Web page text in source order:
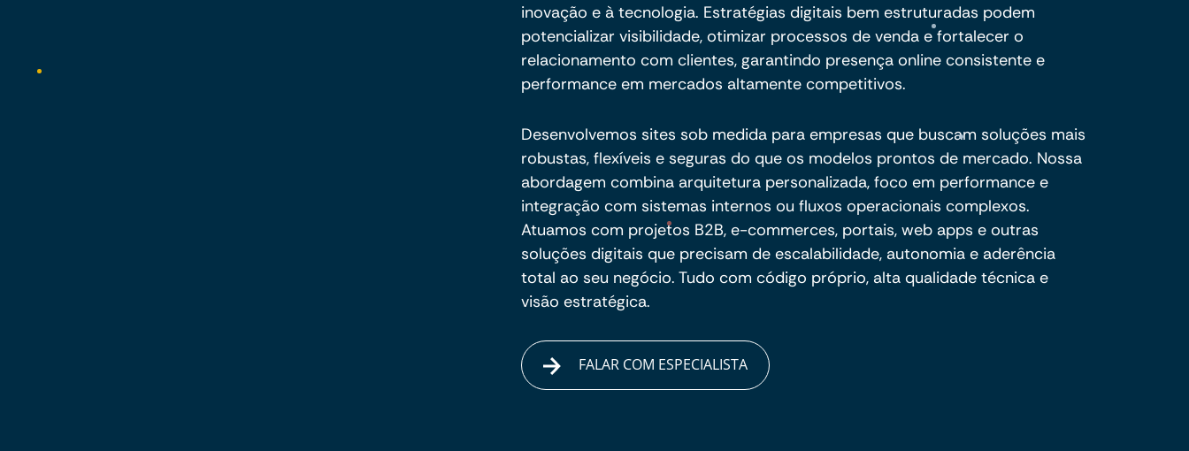
inovação e à tecnologia. Estratégias digitais bem estruturadas podem
potencializar visibilidade, otimizar processos de venda e fortalecer o
relacionamento com clientes, garantindo presença online consistente e
performance em mercados altamente competitivos.
Desenvolvemos sites sob medida para empresas que buscam soluções mais
robustas, flexíveis e seguras do que os modelos prontos de mercado. Nossa
abordagem combina arquitetura personalizada, foco em performance e
integração com sistemas internos ou fluxos operacionais complexos.
Atuamos com projetos B2B, e-commerces, portais, web apps e outras
soluções digitais que precisam de escalabilidade, autonomia e aderência
total ao seu negócio. Tudo com código próprio, alta qualidade técnica e
visão estratégica.
FALAR COM ESPECIALISTA